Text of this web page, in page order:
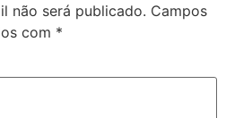
não será publicado. Campos
com *